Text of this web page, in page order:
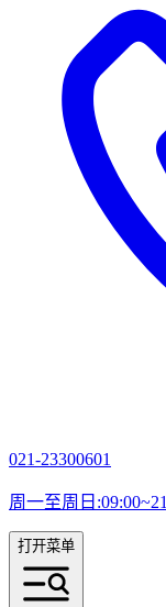
021-23300601
周一至周日
打开菜单